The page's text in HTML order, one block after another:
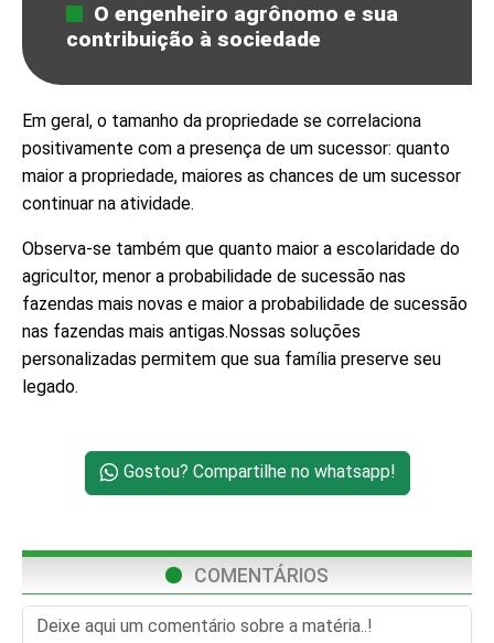
O engenheiro agrônomo e sua
contribuição à sociedade
Em geral, o tamanho da propriedade se correlaciona
positivamente com a presença de um sucessor: quanto
maior a propriedade, maiores as chances de um sucessor
continuar na atividade.
Observa-se também que quanto maior a escolaridade do
agricultor, menor a probabilidade de sucessão nas
fazendas mais novas e maior a probabilidade de sucessão
nas fazendas mais antigas.Nossas soluções
personalizadas permitem que sua família preserve seu
legado.
Gostou? Compartilhe no whatsapp!
COMENTÁRIOS